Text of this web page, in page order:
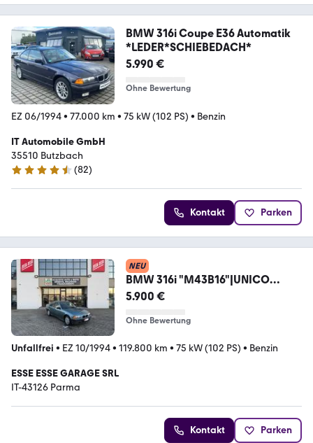
BMW 316i Coupe E36 Automatik
*LEDER*SCHIEBEDACH*
5.990 €
Ohne Bewertung
EZ 06/1994• 77.000 km • 75 kW (102 PS) • Benzin
IT Automobile GmbH
35510 Butzbach
4.4 Sterne
(82)
Kontakt Parken
NEU
BMW 316i "M43B16"|UNICO
PROPRIETARIO
5.900 €
Ohne Bewertung
Unfallfrei • EZ 10/1994• 119.800 km • 75 kW (102 PS) • Benzin
ESSE ESSE GARAGE SRL
IT-43126 Parma
Kontakt Parken